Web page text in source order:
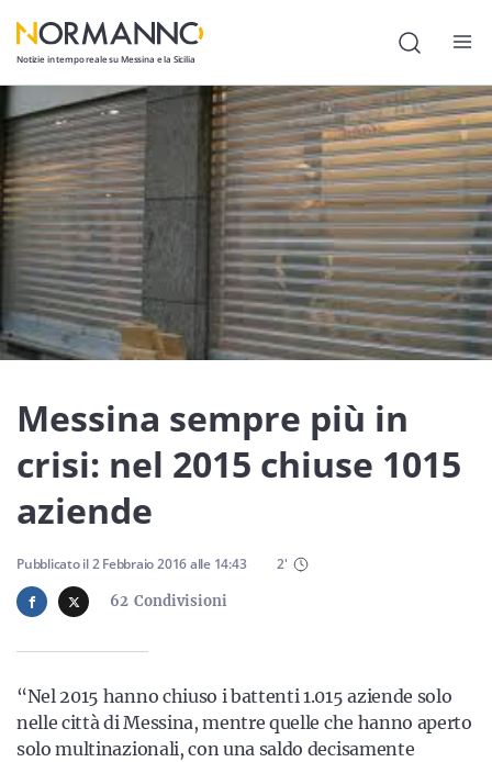
Notizie in tempo reale su Messina e la Sicilia
Attualità
Cronaca
Politica
Cultura
Lavoro
Società
Economia
Sport
Sicilia
Servizi
Resta sempre aggiornato con le ultime news, iscriviti alla
nostra newsletter
Messina sempre più in
crisi: nel 2015 chiuse 1015
aziende
62 Condivisioni
Pubblicato il2 Febbraio 2016alle 14:43 2'
“Nel 2015 hanno chiuso i battenti 1.015 aziende solo
nelle città di Messina, mentre quelle che hanno aperto
solo multinazionali, con una saldo decisamente